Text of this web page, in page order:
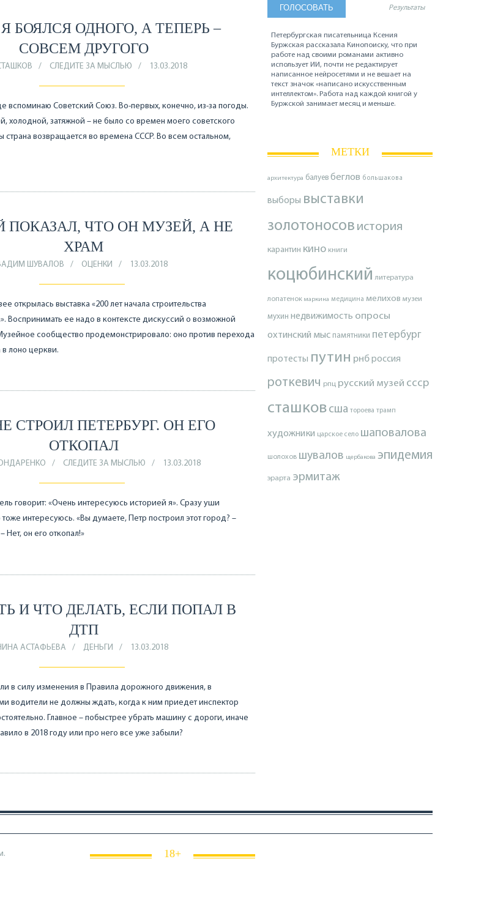
БОЯЛСЯ ОДНОГО, А ТЕПЕРЬ –
СОВСЕМ ДРУГОГО
СЛЕДИТЕ ЗА МЫСЛЬЮ 13.03.2018
вспоминаю Советский Союз. Во-первых, конечно, из-за погоды.
холодной, затяжной – не было со времен моего советского
страна возвращается во времена СССР. Во всем остальном,
ПОКАЗАЛ, ЧТО ОН МУЗЕЙ, А НЕ
ХРАМ
ШУВАЛОВ ОЦЕНКИ 13.03.2018
открылась выставка «200 лет начала строительства
Воспринимать ее надо в контексте дискуссий о возможной
сообщество продемонстрировало: оно против перехода
лоно церкви.
СТРОИЛ ПЕТЕРБУРГ. ОН ЕГО
ОТКОПАЛ
СЛЕДИТЕ ЗА МЫСЛЬЮ 13.03.2018
говорит: «Очень интересуюсь историей я». Сразу уши
тоже интересуюсь. «Вы думаете, Петр построил этот город? –
Нет, он его откопал!»
И ЧТО ДЕЛАТЬ, ЕСЛИ ПОПАЛ В
ДТП
АСТАФЬЕВА ДЕНЬГИ 13.03.2018
в силу изменения в Правила дорожного движения, в
водители не должны ждать, когда к ним приедет инспектор
Главное – побыстрее убрать машину с дороги, иначе
в 2018 году или про него все уже забыли?
Результаты
Петербургская писательница Ксения
Буржская рассказала Кинопоиску, что при
работе над своими романами активно
использует ИИ, почти не редактирует
написанное нейросетями и не вешает на
текст значок «написано искусственным
интеллектом». Работа над каждой книгой у
Буржской занимает месяц и меньше.
МЕТКИ
архитектура балуев беглов большакова
выборы выставки
золотоносов история
карантин кино книги
коцюбинский литература
лопатенок маркина медицина мелихов музеи
мухин недвижимость опросы
охтинский мыс памятники петербург
протесты путин рнброссия
роткевич рпц русский музей ссср
сташков сша тороева трамп
художники царское село шаповалова
шолохов шувалов щербакова эпидемия
эрарта эрмитаж
18+